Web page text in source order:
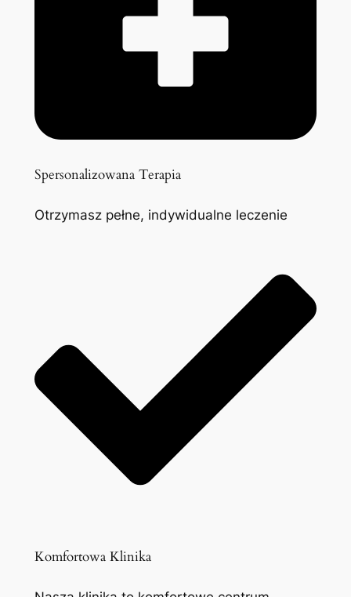
Spersonalizowana Terapia
Otrzymasz pełne, indywidualne leczenie
Komfortowa Klinika